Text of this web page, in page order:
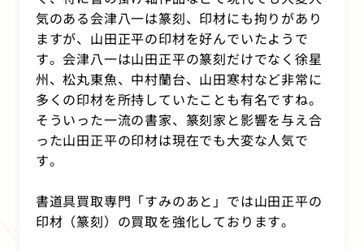
気のある会津八一は篆刻、印材にも拘りがあり
ますが、山田正平の印材を好んでいたようで
す。会津八一は山田正平の篆刻だけでなく徐星
州、松丸東魚、中村蘭台、山田寒村など非常に
多くの印材を所持していたことも有名ですね。
そういった一流の書家、篆刻家と影響を与え合
った山田正平の印材は現在でも大変な人気で
す。
書道具買取専門「すみのあと」では山田正平の
印材（篆刻）の買取を強化しております。